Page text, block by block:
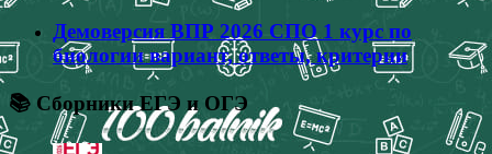
Демоверсия ВПР 2026 СПО 1 курс по
биологии вариант, ответы, критерии
📚 Сборники ЕГЭ и ОГЭ